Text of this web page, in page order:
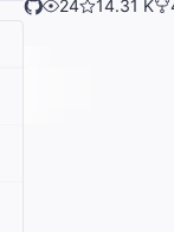
24
14.31 K